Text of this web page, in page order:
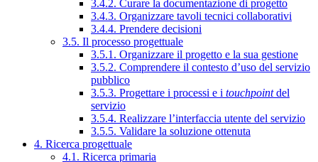
3.4.2. Curare la documentazione di progetto
3.4.3. Organizzare tavoli tecnici collaborativi
3.4.4. Prendere decisioni
3.5. Il processo progettuale
3.5.1. Organizzare il progetto e la sua gestione
3.5.2. Comprendere il contesto d’uso del servizio
pubblico
3.5.3. Progettare i processi e i touchpointdel
servizio
3.5.4. Realizzare l’interfaccia utente del servizio
3.5.5. Validare la soluzione ottenuta
4. Ricerca progettuale
4.1. Ricerca primaria